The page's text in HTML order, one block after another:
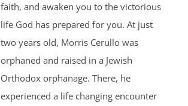
faith, and awaken you to the victorious
life God has prepared for you. At just
two years old, Morris Cerullo was
orphaned and raised in a Jewish
Orthodox orphanage. There, he
experienced a life changing encounter